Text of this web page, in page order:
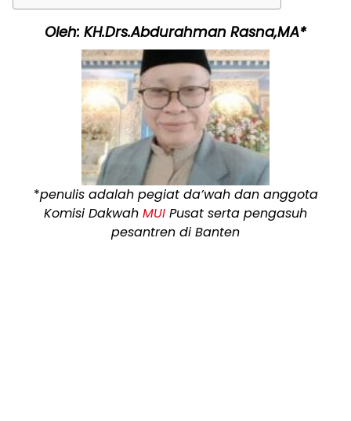
Oleh: KH.Drs.Abdurahman Rasna,MA*
*penulis adalah pegiat da’wah dan anggota
Komisi Dakwah MUI Pusat serta pengasuh
pesantren di Banten